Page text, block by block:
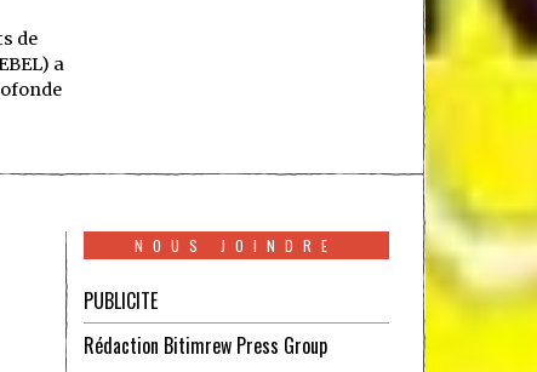
de
a
NOUS JOINDRE
PUBLICITE
Rédaction Bitimrew Press Group